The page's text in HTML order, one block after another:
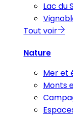
Lac du
Tout voir
Nature
Mer et
Monts